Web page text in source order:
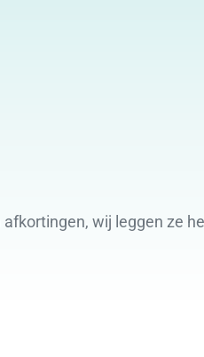
wij leggen ze